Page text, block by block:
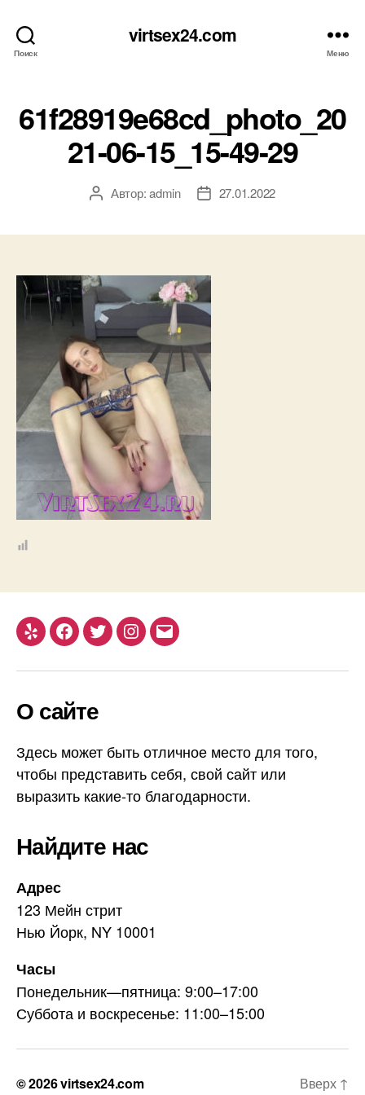
Поиск
virtsex24.com
Меню
61f28919e68cd_photo_20
21-06-15_15-49-29
АвторАвтор:admin
Дата27.01.2022
Yelp Facebook
TwitterInstagram
Email
О сайте
Здесь может быть отличное место для того,
чтобы представить себя, свой сайт или
выразить какие-то благодарности.
Найдите нас
Адрес
123 Мейн стрит
Нью Йорк, NY 10001
Часы
Понедельник—пятница: 9:00–17:00
Суббота и воскресенье: 11:00–15:00
© 2026virtsex24.com Вверх ↑